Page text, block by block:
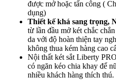
được mở hoặc tấn công (
dụng)
Thiết kế khá sang trọng,
từ lần đầu mở két chắc
da với độ hoàn thiện tay
không thua kém hàng cao
Nội thất két sắt Liberty
có ngăn kéo chia khay để
nhiều khách hàng thích thú.